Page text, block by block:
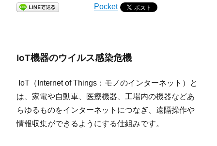
Pocket
IoT機器のウイルス感染危機
IoT（Internet of Things：モノのインターネット）と
は、家電や自動車、医療機器、工場内の機器などあ
らゆるものをインターネットにつなぎ、遠隔操作や
情報収集ができるようにする仕組みです。